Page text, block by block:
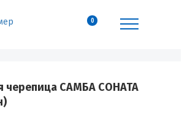
0
черепица САМБА СОНАТА